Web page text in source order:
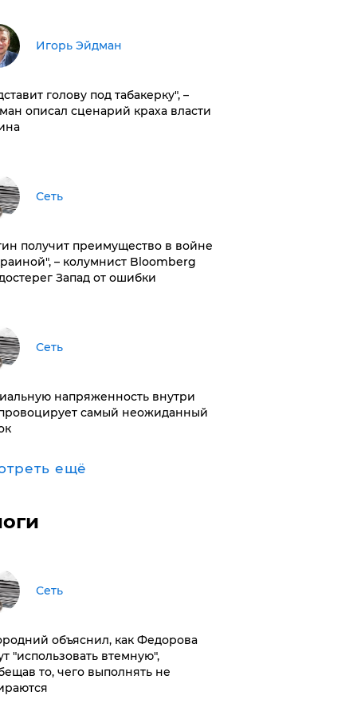
Игорь Эйдман
голову под табакерку", –
описал сценарий краха власти
Сеть
получит преимущество в войне
– колумнист Bloomberg
Запад от ошибки
Сеть
напряженность внутри
самый неожиданный
ещё
Сеть
объяснил, как Федорова
"использовать втемную",
то, чего выполнять не